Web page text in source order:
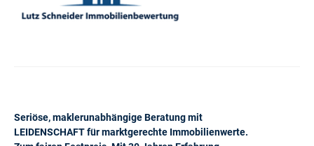
Seriöse, maklerunabhängige Beratung mit
LEIDENSCHAFT für marktgerechte Immobilienwerte.